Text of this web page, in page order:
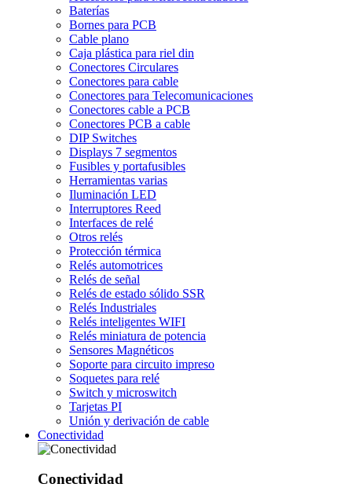
Baterías
Bornes para PCB
Cable plano
Caja plástica para riel din
Conectores Circulares
Conectores para cable
Conectores para Telecomunicaciones
Conectores cable a PCB
Conectores PCB a cable
DIP Switches
Displays 7 segmentos
Fusibles y portafusibles
Herramientas varias
Iluminación LED
Interruptores Reed
Interfaces de relé
Otros relés
Protección térmica
Relés automotrices
Relés de señal
Relés de estado sólido SSR
Relés Industriales
Relés inteligentes WIFI
Relés miniatura de potencia
Sensores Magnéticos
Soporte para circuito impreso
Soquetes para relé
Switch y microswitch
Tarjetas PI
Unión y derivación de cable
Conectividad
Conectividad